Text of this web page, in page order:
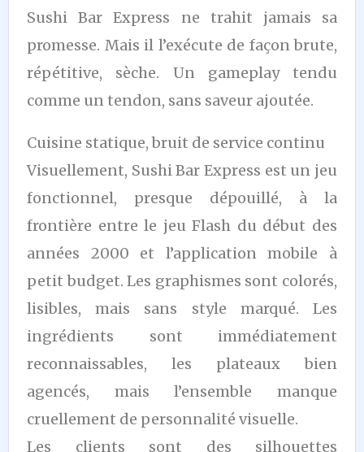
Sushi Bar Express ne trahit jamais sa
promesse. Mais il l’exécute de façon brute,
répétitive, sèche. Un gameplay tendu
comme un tendon, sans saveur ajoutée.
Cuisine statique, bruit de service continu
Visuellement, Sushi Bar Express est un jeu
fonctionnel, presque dépouillé, à la
frontière entre le jeu Flash du début des
années 2000 et l’application mobile à
petit budget. Les graphismes sont colorés,
lisibles, mais sans style marqué. Les
ingrédients sont immédiatement
reconnaissables, les plateaux bien
agencés, mais l’ensemble manque
cruellement de personnalité visuelle.
Les clients sont des silhouettes